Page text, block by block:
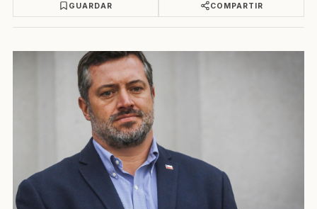
GUARDAR COMPARTIR